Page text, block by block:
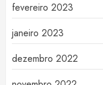
fevereiro 2023
janeiro 2023
dezembro 2022